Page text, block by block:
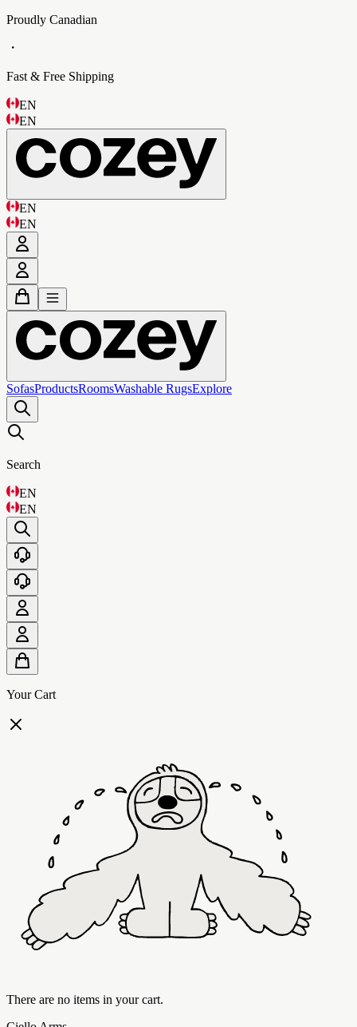
Proudly Canadian
・
Fast & Free Shipping
EN
EN
EN
EN
SofasProductsRoomsWashable RugsExplore
Search
EN
EN
Your Cart
There are no items in your cart.